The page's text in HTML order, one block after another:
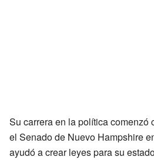
Su carrera en la política comenzó
el Senado de Nuevo Hampshire
ayudó a crear leyes para su